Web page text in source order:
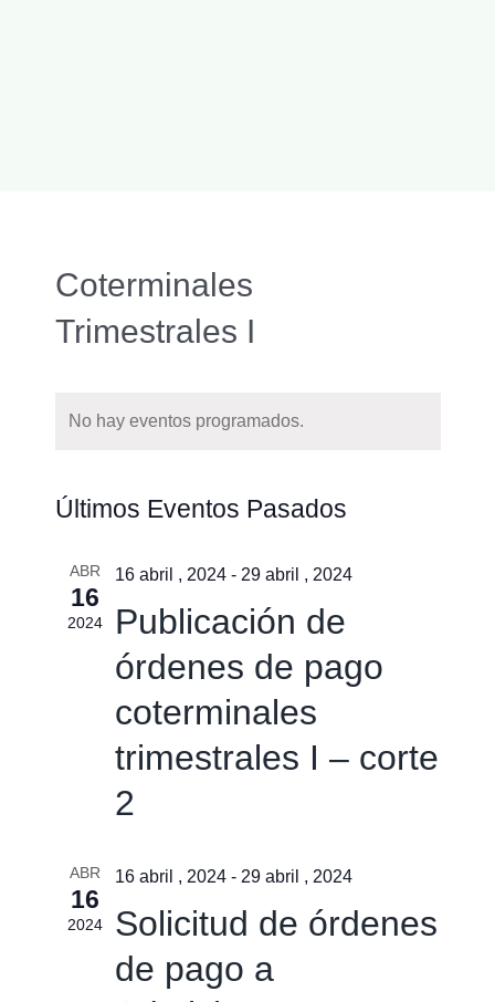
Coterminales
Trimestrales I
No hay eventos programados.
Últimos Eventos Pasados
ABR
16
2024
16 abril , 2024- 29 abril , 2024
Publicación de
órdenes de pago
coterminales
trimestrales I – corte
2
ABR
16
2024
16 abril , 2024- 29 abril , 2024
Solicitud de órdenes
de pago a